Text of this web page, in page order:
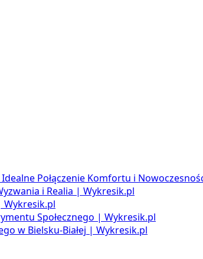
Idealne Połączenie Komfortu i
i Realia | Wykresik.pl
Wykresik.pl
Społecznego | Wykresik.pl
w Bielsku-Białej | Wykresik.pl